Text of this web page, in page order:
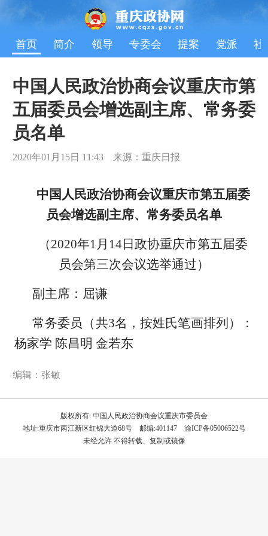
首页 简介 领导 专委会 提案 党派 社
中国人民政治协商会议重庆市第
五届委员会增选副主席、常务委
员名单
2020年01月15日 11:43 来源：重庆日报
中国人民政治协商会议重庆市第五届委
员会增选副主席、常务委员名单
（2020年1月14日政协重庆市第五届委
员会第三次会议选举通过）
副主席：屈谦
常务委员（共3名，按姓氏笔画排列）：
杨家学 陈昌明 金若东
编辑：张敏
版权所有: 中国人民政治协商会议重庆市委员会
地址:重庆市两江新区红锦大道68号 邮编:401147 渝ICP备05006522号
未经允许 不得转载、复制或镜像